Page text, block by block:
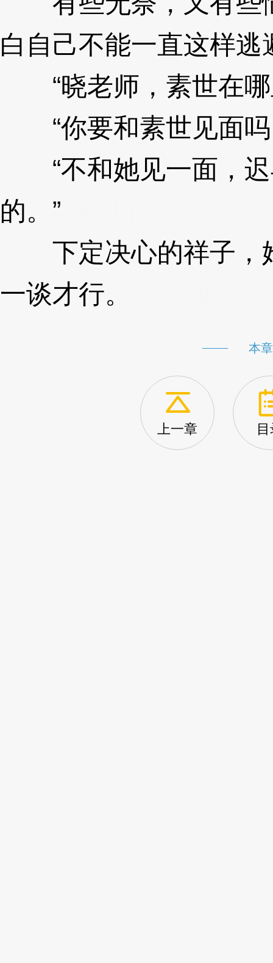
白自己不能一直这样逃
“晓老师，素世在哪
“你要和素世见面吗
“不和她见一面，迟
的。”
下定决心的祥子，
一谈才行。
本
上一章